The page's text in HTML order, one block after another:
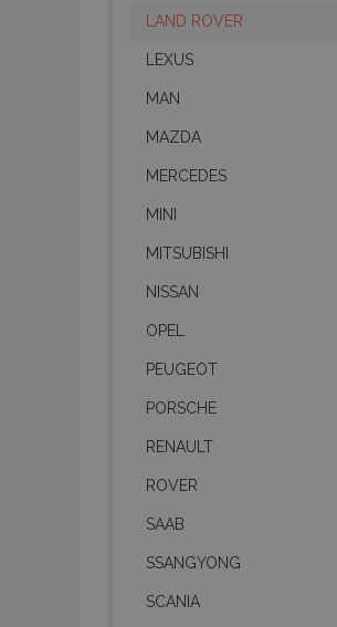
LAND ROVER
LEXUS
MAN
MAZDA
MERCEDES
MINI
MITSUBISHI
NISSAN
OPEL
PEUGEOT
PORSCHE
RENAULT
ROVER
SAAB
SSANGYONG
SCANIA